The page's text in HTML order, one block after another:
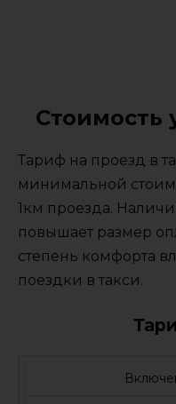
Стоимость
Тариф на проезд в
минимальной
1км проезда.
повышает размер
степень комфорта
поездки в такси.